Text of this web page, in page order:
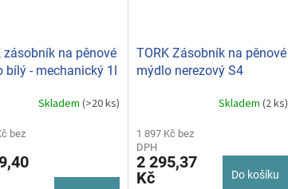
zásobník na pěnové
bílý - mechanický 1l
Skladem (>20 ks)
bez
TORK Zásobník na pěnové
mýdlo nerezový S4
Skladem (2 ks)
1 897 Kč bez
DPH
2 295,37
Kč
Do košíku